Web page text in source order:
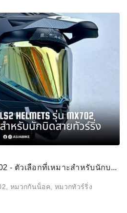
- ตัวเลือกที่เหมาะสำหรับนักบ...
หมวกกันน็อค หมวกทัวร์ริ่ง